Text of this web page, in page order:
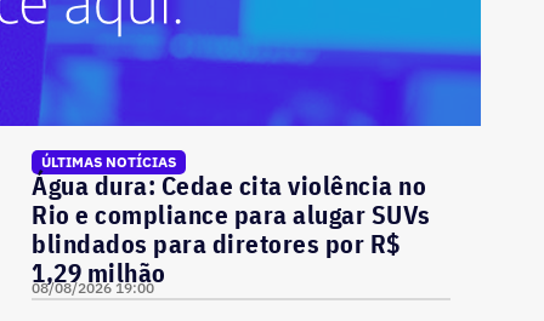
ÚLTIMAS NOTÍCIAS
Água dura: Cedae cita violência no
Rio e compliance para alugar SUVs
blindados para diretores por R$
1,29 milhão
08/08/2026 19:00